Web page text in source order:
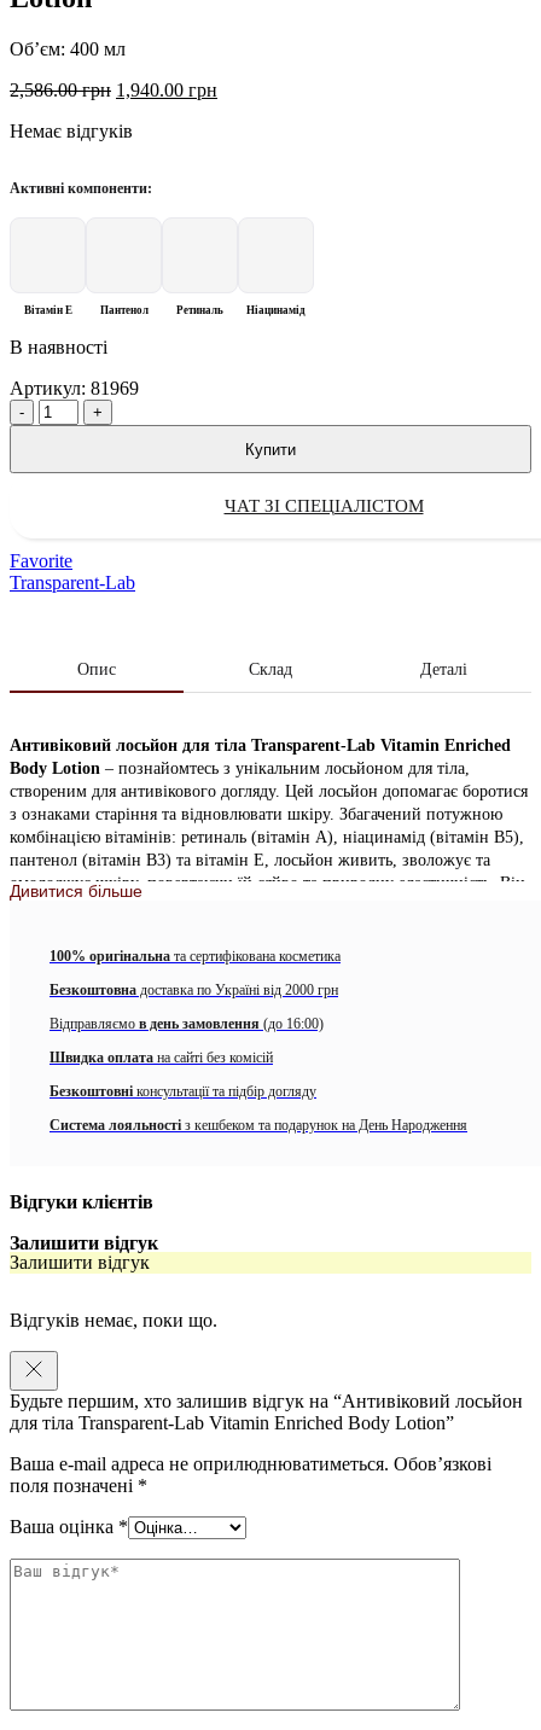
Об’єм: 400 мл
2,586.00грн Оригінальна
2,586.00 грн.
1,940.00 грн
Немає відгуків
Активні компоненти:
Вітамін Е Пантенол Ретиналь Ніацинамід
В наявності
Артикул: 81969
Quantity
Купити
ЧАТ ЗІ СПЕЦІАЛІСТОМ
Favorite
Transparent-Lab
Опис Склад Деталі
Антивіковий лосьйон для тіла Transparent-Lab Vitamin Enriched
Body Lotion – познайомтесь з унікальним лосьйоном для тіла,
створеним для антивікового догляду. Цей лосьйон допомагає боротися
з ознаками старіння та відновлювати шкіру. Збагачений потужною
комбінацією вітамінів: ретиналь (вітамін А), ніацинамід (вітамін В5),
пантенол (вітамін В3) та вітамін Е, лосьйон живить, зволожує та
омолоджує шкіру, повертаючи їй сяйво та природну еластичність. Він
стимулює оновлення клітин і синтез колагену, зменшуючи появу
підтримувати м’яку та еластичну шкіру. Покращує текстуру шкіри,
рівний тон і пружну шкіру. Крім того, він забезпечує
антиоксидантний захист від пошкоджень, спричинених вільними
зволоження.
та захищеною від ознак старіння. Насолоджуйтесь молодшою,
Особливості засобу Transparent-Lab Vitamin Enriched Body Lotion:
Покращує яскравість шкіри
Більш пружна шкіра без зморшок
Підсилює зволоження і захисний бар’єр
Ідеально підходить для рук, ніг, живота, шиї та зони
декольте
Активні компоненти:
Дивитися більше
100% оригінальна та сертифікована косметика
Безкоштовна доставка по Україні від 2000 грн
Відправляємо в день замовлення (до 16:00)
Швидка оплата на сайті без комісій
Безкоштовні консультації та підбір догляду
Система лояльності з кешбеком та подарунок на День Народження
Відгуки клієнтів
Залишити відгук
Залишити відгук
Відгуків немає, поки що.
Будьте першим, хто залишив відгук на “Антивіковий лосьйон
для тіла Transparent-Lab Vitamin Enriched Body Lotion”
Ваша e-mail адреса не оприлюднюватиметься. Обов’язкові
поля позначені *
Ваша оцінка *